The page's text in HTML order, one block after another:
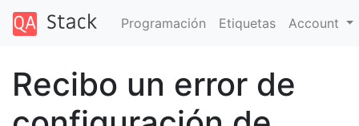
Programación Etiquetas Account
Recibo un error de